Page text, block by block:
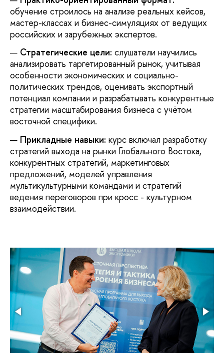
обучение строилось на анализе реальных кейсов,
мастер-классах и бизнес-симуляциях от ведущих
российских и зарубежных экспертов.
Стратегические цели: слушатели научились
анализировать таргетированный рынок, учитывая
особенности экономических и социально-
политических трендов, оценивать экспортный
потенциал компании и разрабатывать конкурентные
стратегии масштабирования бизнеса с учётом
восточной специфики.
Прикладные навыки: курс включал разработку
стратегий выхода на рынки Глобального Востока,
конкурентных стратегий, маркетинговых
предложений, моделей управления
мультикультурными командами и стратегий
ведения переговоров при кросс - культурном
взаимодействии.